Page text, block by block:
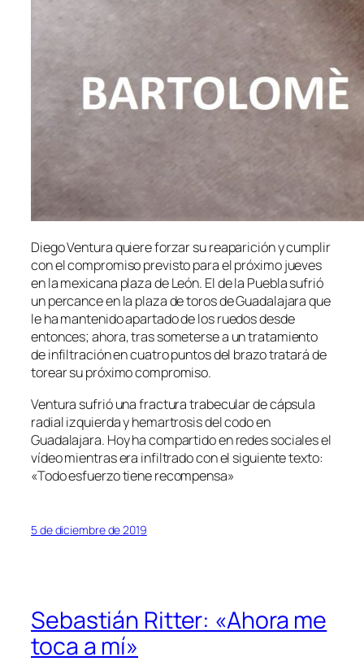
Diego Ventura quiere forzar su reaparición y cumplir
con el compromiso previsto para el próximo jueves
en la mexicana plaza de León. El de la Puebla sufrió
un percance en la plaza de toros de Guadalajara que
le ha mantenido apartado de los ruedos desde
entonces; ahora, tras someterse a un tratamiento
de infiltración en cuatro puntos del brazo tratará de
torear su próximo compromiso.
Ventura sufrió una fractura trabecular de cápsula
radial izquierda y hemartrosis del codo en
Guadalajara. Hoy ha compartido en redes sociales el
vídeo mientras era infiltrado con el siguiente texto:
«Todo esfuerzo tiene recompensa»
5 de diciembre de 2019
Sebastián Ritter: «Ahora me
toca a mí»